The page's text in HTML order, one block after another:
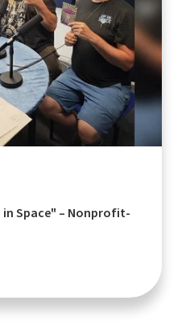
in Space" – Nonprofit-